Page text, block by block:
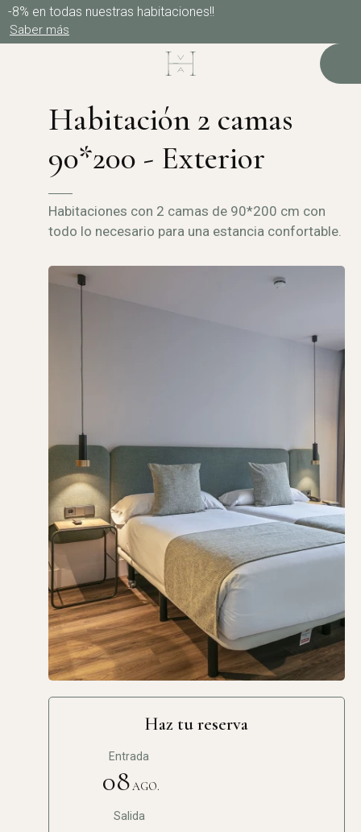
-8% en todas nuestras habitaciones!!
Saber más
Habitación 2 camas
90*200 - Exterior
Habitaciones con 2 camas de 90*200 cm con
todo lo necesario para una estancia confortable.
Haz tu reserva
Entrada
08AGO.
Salida